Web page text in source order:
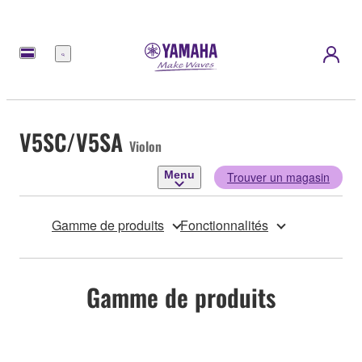
Menu
V5SC/V5SA Violon
Menu Trouver un magasin
Gamme de produits Fonctionnalités
Gamme de produits